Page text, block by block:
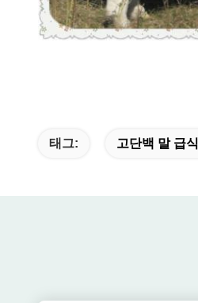
태그: 고단백 말 급식